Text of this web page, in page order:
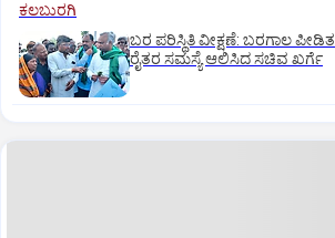
ಕಲಬುರಗಿ
ಬರ ಪರಿಸ್ಥಿತಿ ವೀಕ್ಷಣೆ: ಬರಗಾಲ ಪೀಡಿತ
ರೈತರ ಸಮಸ್ಯೆ ಆಲಿಸಿದ ಸಚಿವ ಖರ್ಗೆ